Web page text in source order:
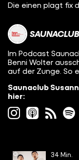
Im Podcast
Benni Wolter
auf der Zunge. So
Saunaclub
hier:
34 Min.